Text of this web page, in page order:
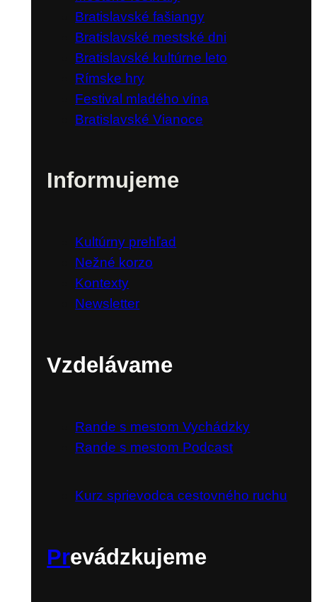
Bratislavské fašiangy
Bratislavské mestské dni
Bratislavské kultúrne leto
Rímske hry
Festival mladého vína
Bratislavské Vianoce
Informujeme
Kultúrny prehľad
Nežné korzo
Kontexty
Newsletter
Vzdelávame
Rande s mestom Vychádzky
Rande s mestom Podcast
Kurz sprievodca cestovného ruchu
Prevádzkujeme